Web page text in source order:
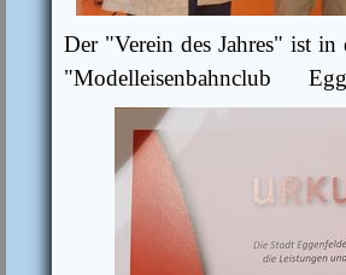
Der "Verein des Jahres" ist in
"Modelleisenbahnclub